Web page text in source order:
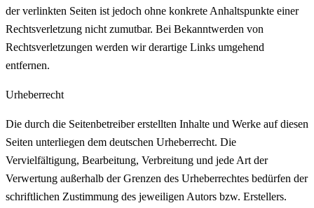
der verlinkten Seiten ist jedoch ohne konkrete Anhaltspunkte einer
Rechtsverletzung nicht zumutbar. Bei Bekanntwerden von
Rechtsverletzungen werden wir derartige Links umgehend
entfernen.
Urheberrecht
Die durch die Seitenbetreiber erstellten Inhalte und Werke auf diesen
Seiten unterliegen dem deutschen Urheberrecht. Die
Vervielfältigung, Bearbeitung, Verbreitung und jede Art der
Verwertung außerhalb der Grenzen des Urheberrechtes bedürfen der
schriftlichen Zustimmung des jeweiligen Autors bzw. Erstellers.